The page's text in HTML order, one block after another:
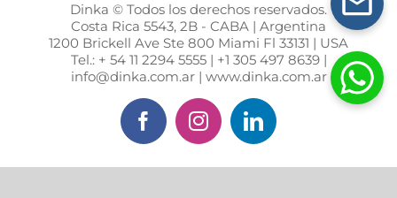
Dinka © Todos los derechos reservados.
Costa Rica 5543, 2B - CABA | Argentina
1200 Brickell Ave Ste 800 Miami Fl 33131 | USA
Tel.: + 54 11 2294 5555 | +1 305 497 8639 |
info@dinka.com.ar | www.dinka.com.ar
FacebookInstagramLinkedIn